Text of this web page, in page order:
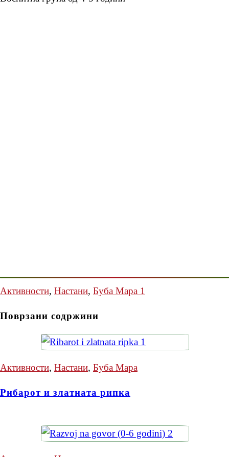
Активности, Настани, Буба Мара 1
Поврзани содржини
Активности, Настани, Буба Мара
Рибарот и златната рипка